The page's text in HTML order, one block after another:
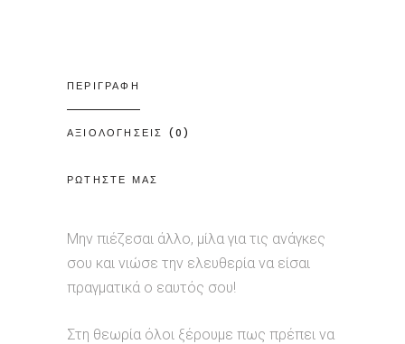
ΠΕΡΙΓΡΑΦΗ
ΑΞΙΟΛΟΓΗΣΕΙΣ (0)
ΡΩΤΗΣΤΕ ΜΑΣ
Μην πιέζεσαι άλλο, μίλα για τις ανάγκες
σου και νιώσε την ελευθερία να είσαι
πραγματικά ο εαυτός σου!
Στη θεωρία όλοι ξέρουμε πως πρέπει να